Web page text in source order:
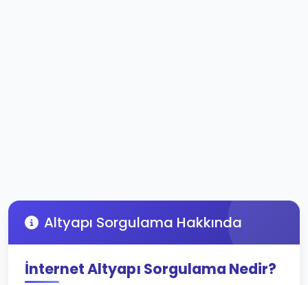
Altyapı Sorgulama Hakkında
İnternet Altyapı Sorgulama Nedir?